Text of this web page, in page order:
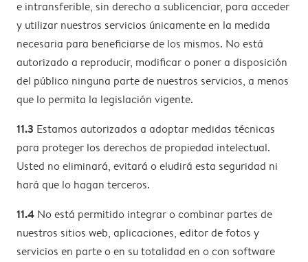
e intransferible, sin derecho a sublicenciar, para acceder
y utilizar nuestros servicios únicamente en la medida
necesaria para beneficiarse de los mismos. No está
autorizado a reproducir, modificar o poner a disposición
del público ninguna parte de nuestros servicios, a menos
que lo permita la legislación vigente.
11.3 Estamos autorizados a adoptar medidas técnicas
para proteger los derechos de propiedad intelectual.
Usted no eliminará, evitará o eludirá esta seguridad ni
hará que lo hagan terceros.
11.4 No está permitido integrar o combinar partes de
nuestros sitios web, aplicaciones, editor de fotos y
servicios en parte o en su totalidad en o con software